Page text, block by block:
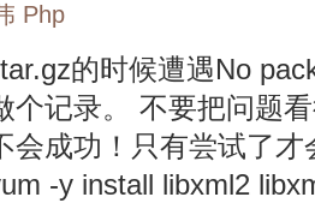
Php
的时候遭遇No
个记录。 不要把问题
会成功！只有尝试了
-y install libxml2